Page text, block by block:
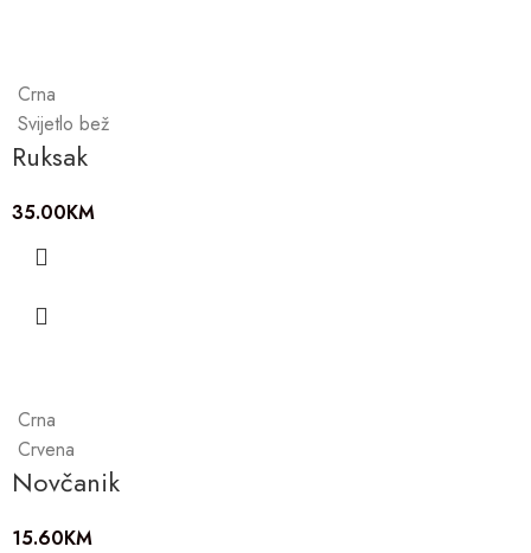
Crna
Svijetlo bež
Ruksak
35.00KM
Crna
Crvena
Novčanik
15.60KM